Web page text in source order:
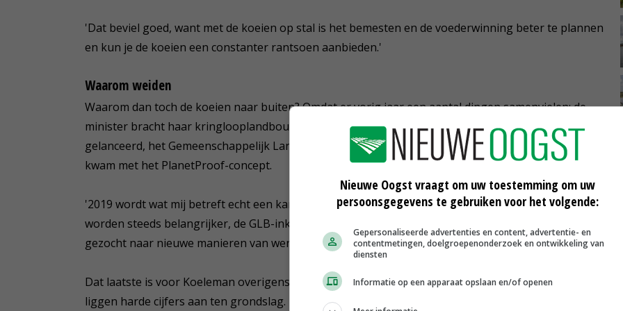
'Dat beviel goed, want met de koeien op stal is het bemesten en de voederwinning beter te plannen
en kun je de koeien een constanter rantsoen aanbieden.'
Waarom weiden
Waarom dan toch de koeien naar buiten? Omdat er vorig jaar een aantal dingen samenvielen: de
minister bracht haar kringlooplandbouwvisie naar buiten, het Deltaplan Biodiversiteitsherstel werd
gelanceerd, het Gemeenschappelijk Landbouwbeleid (GLB) wordt hervormd en FrieslandCampina
kwam met het PlanetProof-concept.
'2019 wordt wat mij betreft echt een kanteljaar. Kringlooplandbouw en klimaat- en milieudoelen
worden steeds belangrijker, de GLB-inkomenssteun zoals we die kennen verandert en er wordt
gezocht naar nieuwe manieren van werken. De maatschappelijke opinie speelt ook een rol.'
Dat laatste is voor Koeleman overigens geen reden om de koeien naar buiten te doen. 'Nee, daar
liggen harde cijfers aan ten grondslag. Ik heb door studenten van Van Hall Larenstein door laten
Nieuwe Oogst vraagt om uw toestemming om uw
persoonsgegevens te gebruiken voor het volgende:
Gepersonaliseerde advertenties en content, advertentie- en
contentmetingen, doelgroepenonderzoek en ontwikkeling van
diensten
Informatie op een apparaat opslaan en/of openen